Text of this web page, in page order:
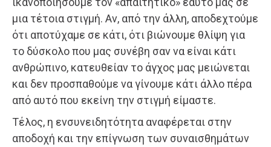
μια τέτοια στιγμή. Αν, από την άλλη, αποδεχτούμε
ότι αποτύχαμε σε κάτι, ότι βιώνουμε θλίψη για
το δύσκολο που μας συνέβη σαν να είναι κάτι
ανθρώπινο, κατευθείαν το άγχος μας μειώνεται
και δεν προσπαθούμε να γίνουμε κάτι άλλο πέρα
από αυτό που εκείνη την στιγμή είμαστε.
Τέλος, η ενσυνειδητότητα αναφέρεται στην
αποδοχή και την επίγνωση των συναισθημάτων